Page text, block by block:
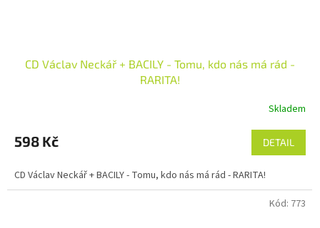
CD Václav Neckář + BACILY - Tomu, kdo nás má rád -
RARITA!
produktu
je
z
5
Skladem
598 Kč DETAIL
CD Václav Neckář + BACILY - Tomu, kdo nás má rád - RARITA!
Kód: 773